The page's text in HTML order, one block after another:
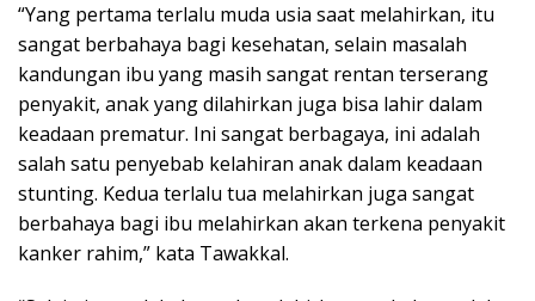
“Yang pertama terlalu muda usia saat melahirkan, itu
sangat berbahaya bagi kesehatan, selain masalah
kandungan ibu yang masih sangat rentan terserang
penyakit, anak yang dilahirkan juga bisa lahir dalam
keadaan prematur. Ini sangat berbagaya, ini adalah
salah satu penyebab kelahiran anak dalam keadaan
stunting. Kedua terlalu tua melahirkan juga sangat
berbahaya bagi ibu melahirkan akan terkena penyakit
kanker rahim,” kata Tawakkal.